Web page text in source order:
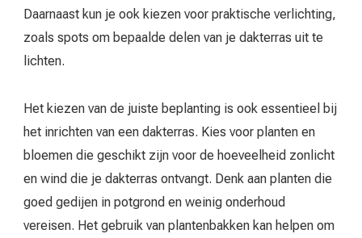
Daarnaast kun je ook kiezen voor praktische verlichting,
zoals spots om bepaalde delen van je dakterras uit te
lichten.
Het kiezen van de juiste beplanting is ook essentieel bij
het inrichten van een dakterras. Kies voor planten en
bloemen die geschikt zijn voor de hoeveelheid zonlicht
en wind die je dakterras ontvangt. Denk aan planten die
goed gedijen in potgrond en weinig onderhoud
vereisen. Het gebruik van plantenbakken kan helpen om